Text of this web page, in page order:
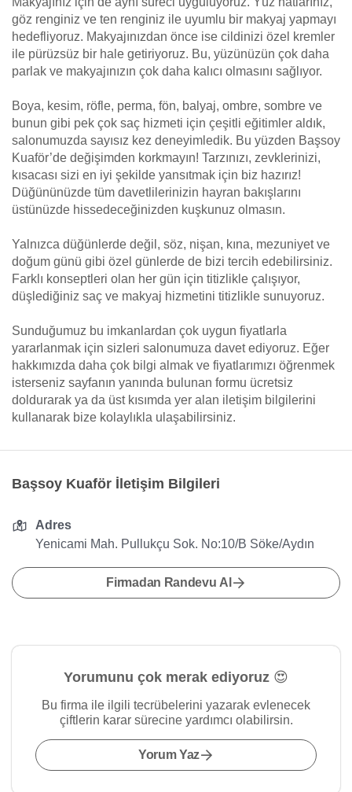
göz renginiz ve ten renginiz ile uyumlu bir makyaj yapmayı
hedefliyoruz. Makyajınızdan önce ise cildinizi özel kremler
ile pürüzsüz bir hale getiriyoruz. Bu, yüzünüzün çok daha
parlak ve makyajınızın çok daha kalıcı olmasını sağlıyor.
Boya, kesim, röfle, perma, fön, balyaj, ombre, sombre ve
bunun gibi pek çok saç hizmeti için çeşitli eğitimler aldık,
salonumuzda sayısız kez deneyimledik. Bu yüzden Başsoy
Kuaför’de değişimden korkmayın! Tarzınızı, zevklerinizi,
kısacası sizi en iyi şekilde yansıtmak için biz hazırız!
Düğününüzde tüm davetlilerinizin hayran bakışlarını
üstünüzde hissedeceğinizden kuşkunuz olmasın.
Yalnızca düğünlerde değil, söz, nişan, kına, mezuniyet ve
doğum günü gibi özel günlerde de bizi tercih edebilirsiniz.
Farklı konseptleri olan her gün için titizlikle çalışıyor,
düşlediğiniz saç ve makyaj hizmetini titizlikle sunuyoruz.
Sunduğumuz bu imkanlardan çok uygun fiyatlarla
yararlanmak için sizleri salonumuza davet ediyoruz. Eğer
hakkımızda daha çok bilgi almak ve fiyatlarımızı öğrenmek
isterseniz sayfanın yanında bulunan formu ücretsiz
doldurarak ya da üst kısımda yer alan iletişim bilgilerini
kullanarak bize kolaylıkla ulaşabilirsiniz.
Başsoy Kuaför İletişim Bilgileri
Adres
Yenicami Mah. Pullukçu Sok. No:10/B Söke/Aydın
Firmadan Randevu Al
Yorumunu çok merak ediyoruz 😍
Bu firma ile ilgili tecrübelerini yazarak evlenecek
çiftlerin karar sürecine yardımcı olabilirsin.
Yorum Yaz